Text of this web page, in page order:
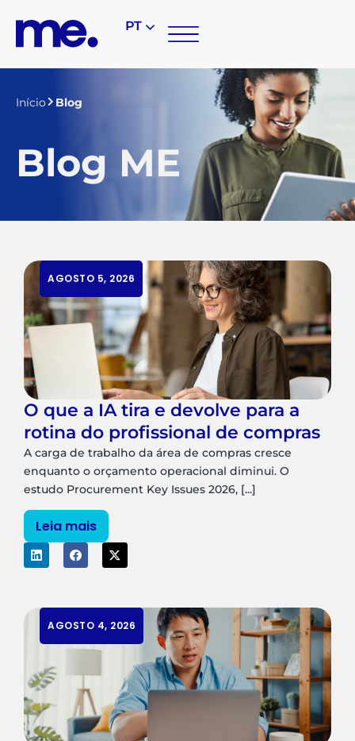
PT
Início Blog
Blog ME
AGOSTO 5, 2026
O que a IA tira e devolve para a
rotina do profissional de compras
A carga de trabalho da área de compras cresce
enquanto o orçamento operacional diminui. O
estudo Procurement Key Issues 2026, [...]
Leia mais
AGOSTO 4, 2026